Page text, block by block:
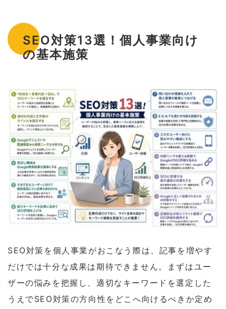
SEO対策13選！個人事業向け
の基本施策
SEO対策を個人事業がおこなう際は、記事を増やす
だけでは十分な成果は期待できません。まずはユー
ザーの悩みを把握し、適切なキーワードを選定した
うえでSEO対策の方向性をどこへ向けるべきか定め